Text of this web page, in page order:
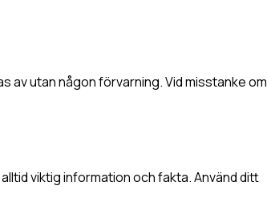
av utan någon förvarning. Vid misstanke om
viktig information och fakta. Använd ditt